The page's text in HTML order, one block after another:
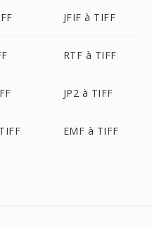
JFIF à TIFF
RTF à TIFF
JP2 à TIFF
EMF à TIFF